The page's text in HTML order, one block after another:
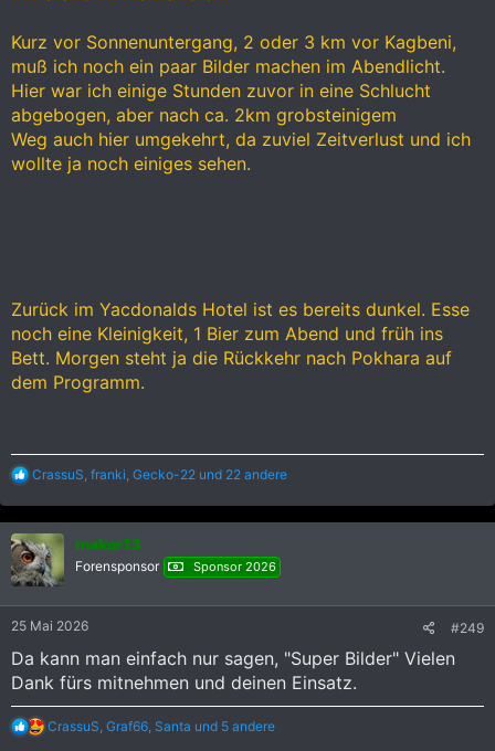
Kurz vor Sonnenuntergang, 2 oder 3 km vor Kagbeni,
muß ich noch ein paar Bilder machen im Abendlicht.
Hier war ich einige Stunden zuvor in eine Schlucht
abgebogen, aber nach ca. 2km grobsteinigem
Weg auch hier umgekehrt, da zuviel Zeitverlust und ich
wollte ja noch einiges sehen.
Zurück im Yacdonalds Hotel ist es bereits dunkel. Esse
noch eine Kleinigkeit, 1 Bier zum Abend und früh ins
Bett. Morgen steht ja die Rückkehr nach Pokhara auf
dem Programm.
R
a
k
t
i
o
n
CrassuS, franki, Gecko-22 und 22 andere
makar13
Forensponsor Sponsor 2026
25 Mai 2026 #249
Da kann man einfach nur sagen, "Super Bilder" Vielen
Dank fürs mitnehmen und deinen Einsatz.
R
CrassuS, Graf66, Santa und 5 andere